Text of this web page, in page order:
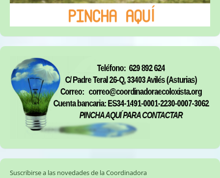
Suscribirse a las novedades de la Coordinadora